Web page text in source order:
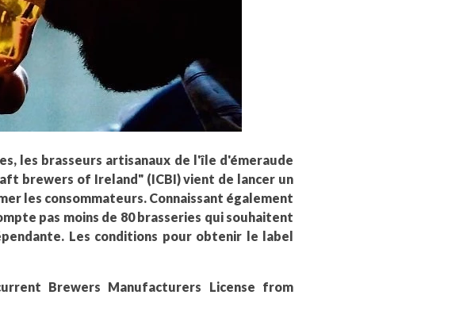
les brasseurs artisanaux de l'île d'émeraude
brewers of Ireland" (ICBI) vient de lancer un
les consommateurs. Connaissant également
pas moins de 80 brasseries qui souhaitent
Les conditions pour obtenir le label
Brewers Manufacturers License from